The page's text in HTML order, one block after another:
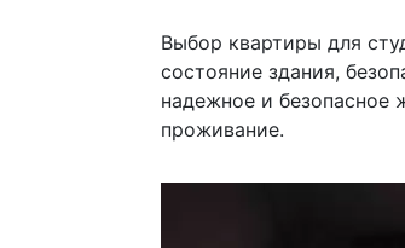
Выбор квартиры для
состояние здания,
надежное и безопасное
проживание.